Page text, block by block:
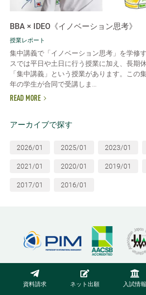
資料請求 ネット出願 入試情報
BBA × IDEO《イノベーション思考》
授業レポート
集中講義で「イノベーション思考」を学修
スでは平日や土日に行う授業に加え、長期
「集中講義」という授業があります。この
年の学生が合同で受講しま...
READ MORE
アーカイブで探す
2026/01 2025/01 2023/01
2021/01 2020/01 2019/01
2017/01 2016/01